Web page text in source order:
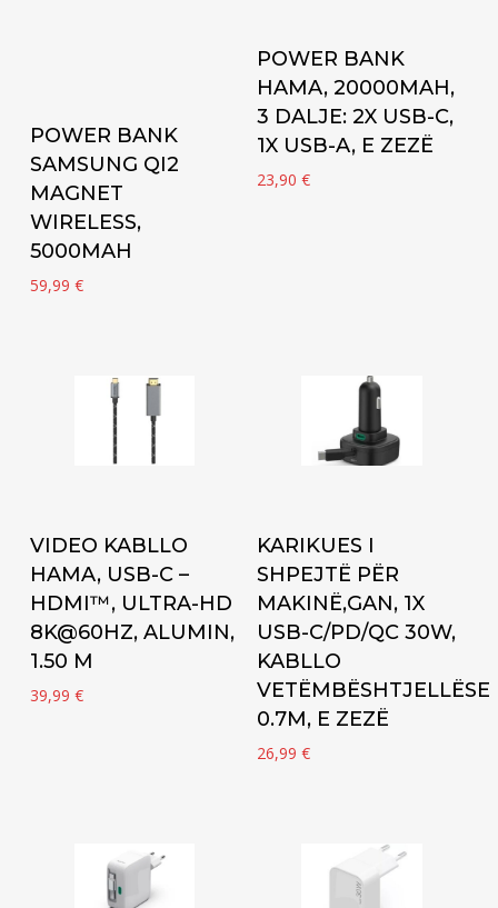
Add to cart
POWER BANK
SAMSUNG QI2
MAGNET
WIRELESS,
5000MAH
59,99 €
Add to cart
POWER BANK
HAMA, 20000MAH,
3 DALJE: 2X USB-C,
1X USB-A, E ZEZË
23,90€
Add to cart
VIDEO KABLLO
HAMA, USB-C –
HDMI™, ULTRA-HD
8K@60HZ, ALUMIN,
1.50 M
39,99 €
Add to cart
KARIKUES I
SHPEJTË PËR
MAKINË,GAN, 1X
USB-C/PD/QC 30W,
KABLLO
VETËMBËSHTJELLËSE
0.7M, E ZEZË
26,99€